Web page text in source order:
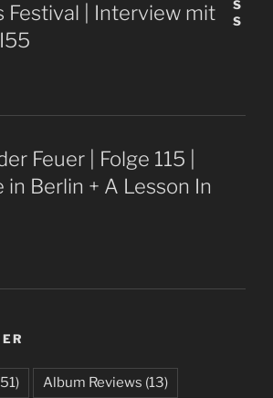
Festival | Interview mit
Feuer | Folge 115 |
in Berlin + A Lesson In
Album Reviews (13)